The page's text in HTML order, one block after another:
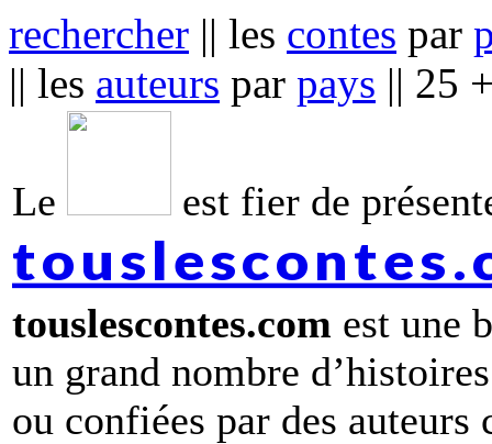
rechercher || les contes par
|| les auteurs par pays || 25
Le est fier de
touslescontes.com est une
un grand nombre
ou confiées par des